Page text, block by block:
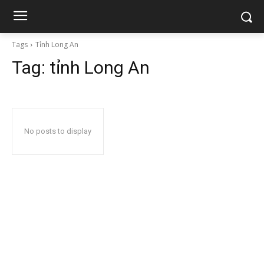
Tags Tỉnh Long An
Tag: tỉnh Long An
No posts to display